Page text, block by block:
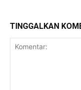
TINGGALKAN